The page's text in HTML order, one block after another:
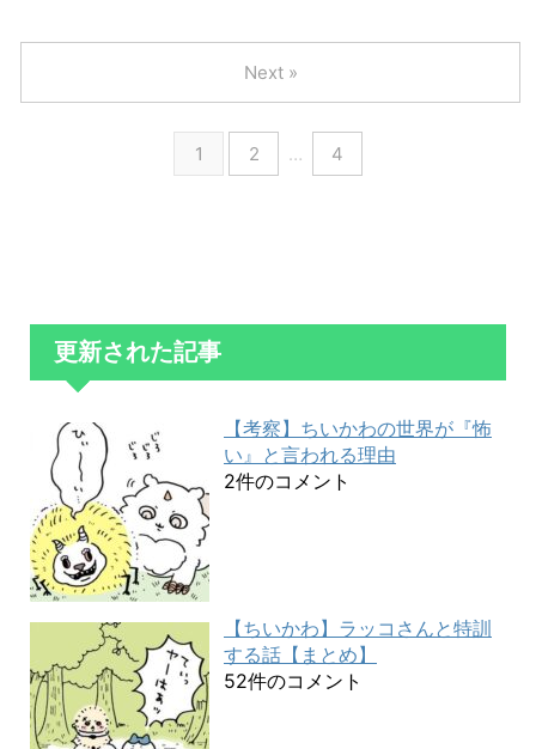
1 2 … 4
Next »
更新された記事
【考察】ちいかわの世界が『怖
い』と言われる理由
2件のコメント
【ちいかわ】ラッコさんと特訓
する話【まとめ】
52件のコメント